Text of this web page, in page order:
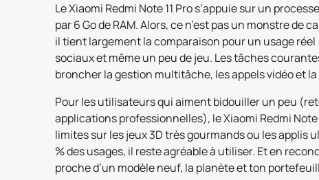
Le Xiaomi Redmi Note 11 Pro s’appuie sur un
par 6 Go de RAM. Alors, ce n’est pas un monstre de
il tient largement la comparaison pour un usage
sociaux et même un peu de jeu. Les tâches
broncher la gestion multitâche, les appels vidéo et
Pour les utilisateurs qui aiment bidouiller un peu
applications professionnelles), le Xiaomi Redmi
limites sur les jeux 3D très gourmands ou les applis
% des usages, il reste agréable à utiliser. Et en
proche d’un modèle neuf, la planète et ton